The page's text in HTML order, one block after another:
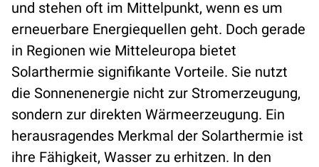
und stehen oft im Mittelpunkt, wenn es um
erneuerbare Energiequellen geht. Doch gerade
in Regionen wie Mitteleuropa bietet
Solarthermie signifikante Vorteile. Sie nutzt
die Sonnenenergie nicht zur Stromerzeugung,
sondern zur direkten Wärmeerzeugung. Ein
herausragendes Merkmal der Solarthermie ist
ihre Fähigkeit, Wasser zu erhitzen. In den